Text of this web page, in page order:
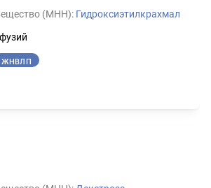
(МНН): Гидроксиэтилкрахмал
ЖНВЛП